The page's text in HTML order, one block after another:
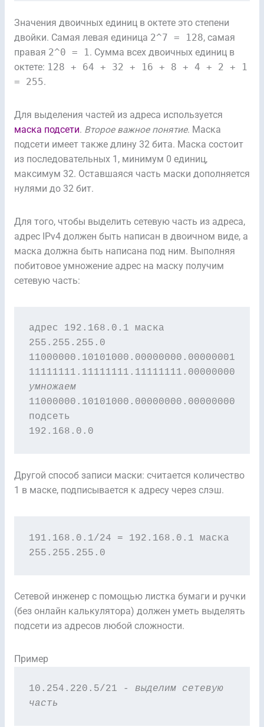
Значения двоичных единиц в октете это степени
двойки. Самая левая единица 2^7 = 128, самая
правая 2^0 = 1. Сумма всех двоичных единиц в
октете: 128 + 64 + 32 + 16 + 8 + 4 + 2 + 1
= 255.
Для выделения частей из адреса используется
маска подсети. Второе важное понятие. Маска
подсети имеет также длину 32 бита. Маска состоит
из последовательных 1, минимум 0 единиц,
максимум 32. Оставшаяся часть маски дополняется
нулями до 32 бит.
Для того, чтобы выделить сетевую часть из адреса,
адрес IPv4 должен быть написан в двоичном виде, а
маска должна быть написана под ним. Выполняя
побитовое умножение адрес на маску получим
сетевую часть:
адрес 192.168.0.1 маска
255.255.255.0
11000000.10101000.00000000.00000001
умножаем
11000000.10101000.00000000.00000000
подсеть
192.168.0.0
Другой способ записи маски: считается количество
1 в маске, подписывается к адресу через слэш.
191.168.0.1/24 = 192.168.0.1 маска
255.255.255.0
Сетевой инженер с помощью листка бумаги и ручки
(без онлайн калькулятора) должен уметь выделять
подсети из адресов любой сложности.
Пример
10.254.220.5/21
- выделим сетевую
часть